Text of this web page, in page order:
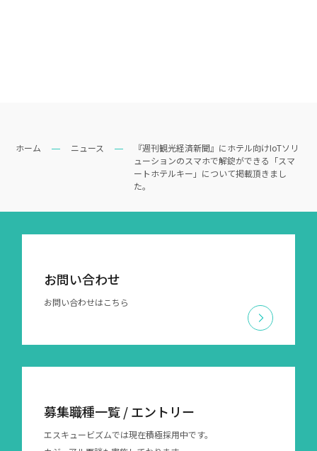
ホーム ニュース
『週刊観光経済新聞』にホテル向けIoTソリ
ューションのスマホで解錠ができる「スマ
ートホテルキー」について掲載頂きまし
た。
お問い合わせ
お問い合わせはこちら
募集職種一覧 / エントリー
エスキュービズムでは現在積極採用中です。